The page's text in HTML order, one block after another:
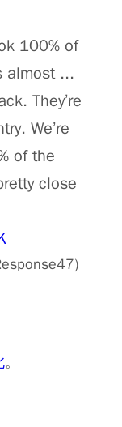
100% of
almost ...
They’re
We’re
of the
close
。